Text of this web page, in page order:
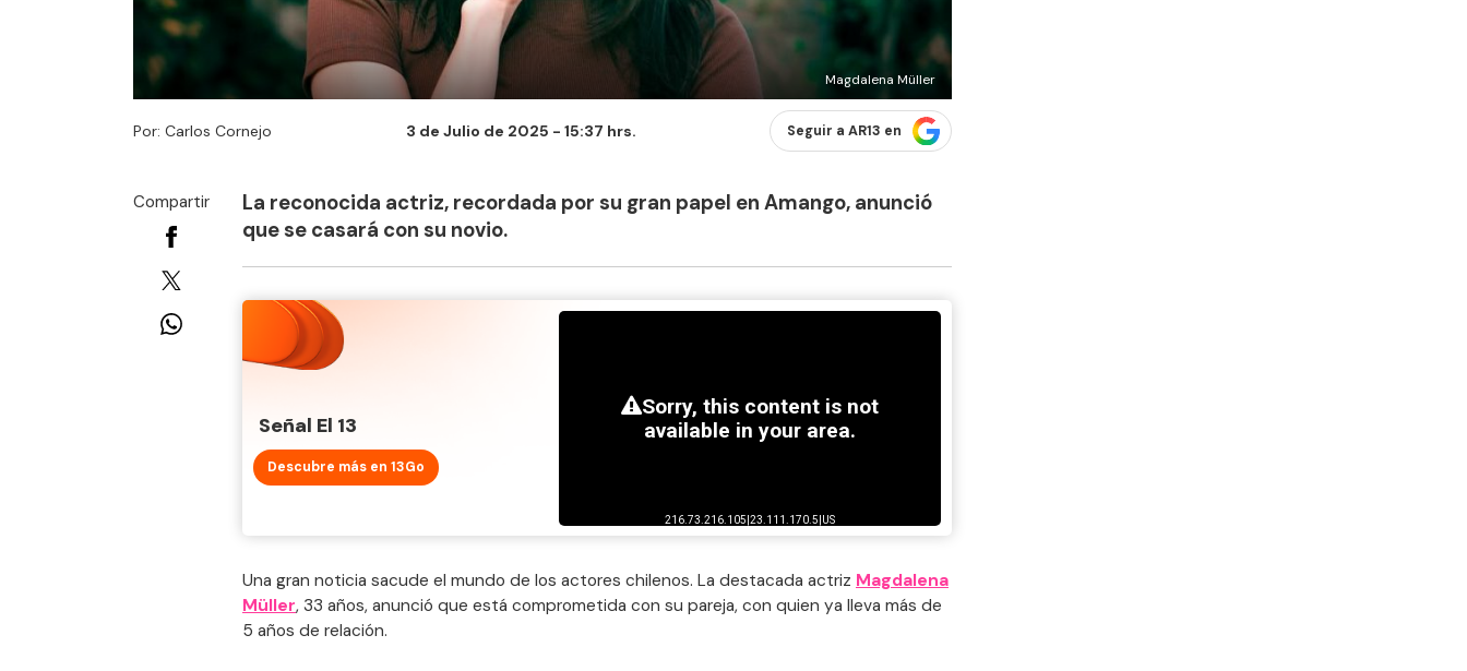
Magdalena Müller
Por: Carlos Cornejo 3 de Julio de 2025 - 15:37 hrs. Seguir a AR13 en
Compartir
La reconocida actriz, recordada por su gran papel en Amango, anunció
que se casará con su novio.
Señal El 13
Descubre más en 13Go
Una gran noticia sacude el mundo de los actores chilenos. La destacada actriz Magdalena
Müller, 33 años, anunció que está comprometida con su pareja, con quien ya lleva más de
5 años de relación.